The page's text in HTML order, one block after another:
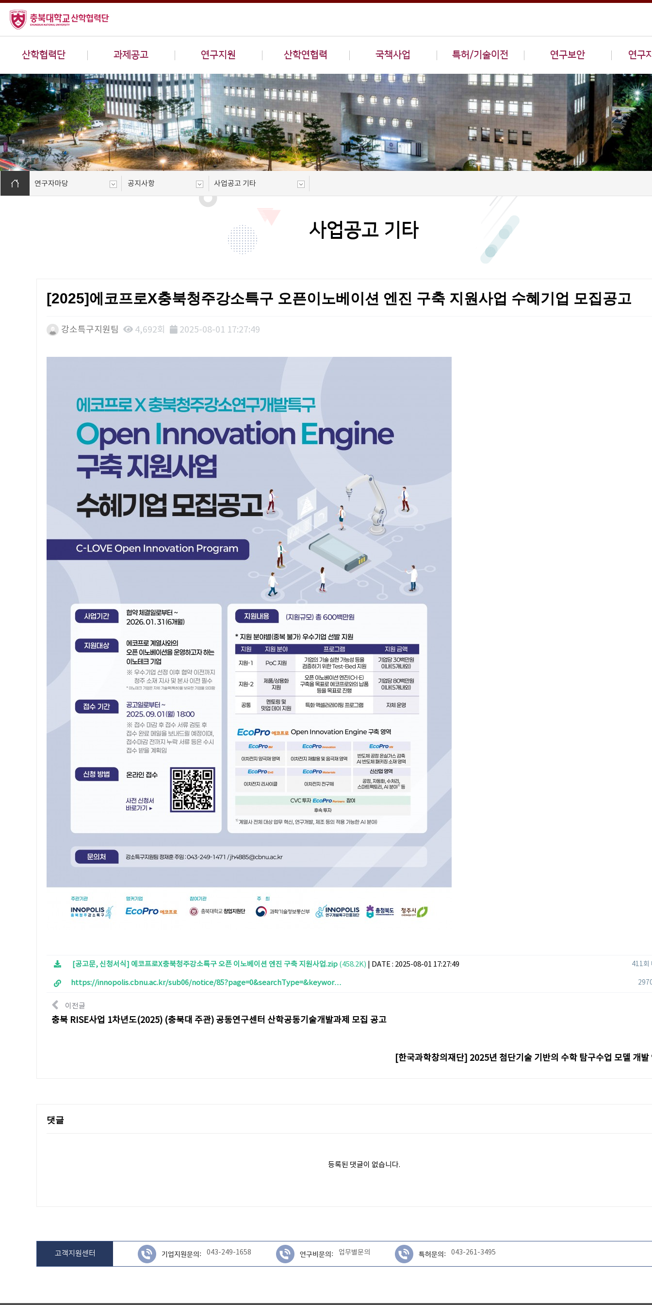
산학협력단 과제공고 연구지원 산학연협력 국책사업 특허/기술이전 연구보안 연구
연구자마당 공지사항 사업공고 기타
사업공고 기타
[2025]에코프로X충북청주강소특구 오픈이노베이션 엔진 구축 지원사업 수혜기업 모집공고
강소특구지원팀 4,692회 2025-08-01 17:27:49
[공고문, 신청서식] 에코프로X충북청주강소특구 오픈 이노베이션 엔진 구축 지원사업.zip (458.2K) 411회
DATE : 2025-08-01 17:27:49
https://innopolis.cbnu.ac.kr/sub06/notice/85?page=0&searchType=&keywor…
이전글
충북 RISE사업 1차년도(2025) (충북대 주관) 공동연구센터 산학공동기술개발과제 모집 공고
[한국과학창의재단] 2025년 첨단기술 기반의 수학 탐구수업 모델 개발
댓글
등록된 댓글이 없습니다.
고객지원센터 기업지원문의: 043-249-1658 연구비문의: 업무별문의 특허문의: 043-261-3495